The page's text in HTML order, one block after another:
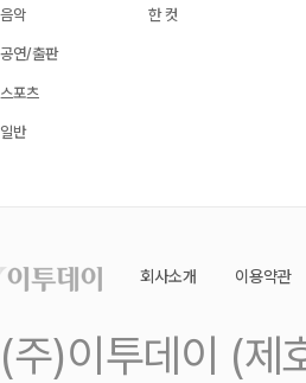
음악
공연/출판
스포츠
일반
한 컷
회사소개 이용약관
(주)이투데이 (제